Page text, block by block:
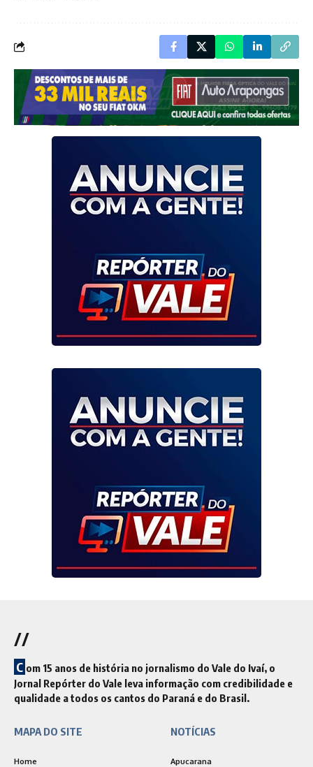
//
C om 15 anos de história no jornalismo do Vale do Ivaí, o
Jornal Repórter do Vale leva informação com credibilidade e
qualidade a todos os cantos do Paraná e do Brasil.
MAPA DO SITE
Home
NOTÍCIAS
Apucarana